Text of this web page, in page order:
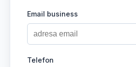
Email business
Telefon